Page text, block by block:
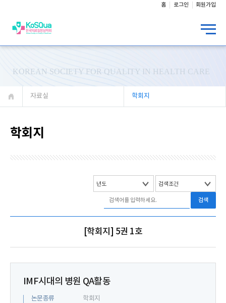
홈 로그인 회원가입
KOREAN SOCIETY FOR QUALITY IN HEALTH CARE
자료실 학회지
학회지
검색
[학회지] 5권 1호
IMF시대의 병원 QA활동
논문종류
학회지